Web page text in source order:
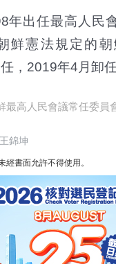
出任最高人民
鮮憲法規定的朝
，2019年4月卸任
高人民會議常任委員
錦坤
經書面允許不得使用。